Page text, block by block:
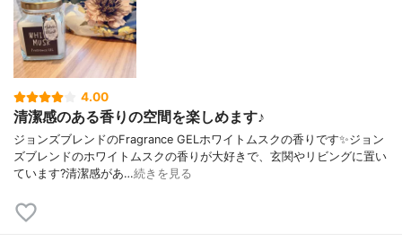
4.00
清潔感のある香りの空間を楽しめます♪
ジョンズブレンドのFragrance GELホワイトムスクの香りです✨ジョン
ズブレンドのホワイトムスクの香りが大好きで、玄関やリビングに置い
ています?清潔感があ…続きを見る